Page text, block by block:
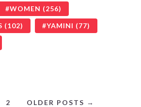
WOMEN (256)
(102) YAMINI (77)
2 OLDER POSTS →